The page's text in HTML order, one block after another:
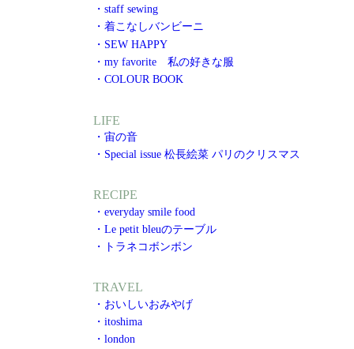
・staff sewing
・着こなしバンビーニ
・SEW HAPPY
・my favorite 私の好きな服
・COLOUR BOOK
LIFE
・宙の音
・Special issue 松長絵菜 パリのクリスマス
RECIPE
・everyday smile food
・Le petit bleuのテーブル
・トラネコボンボン
TRAVEL
・おいしいおみやげ
・itoshima
・london